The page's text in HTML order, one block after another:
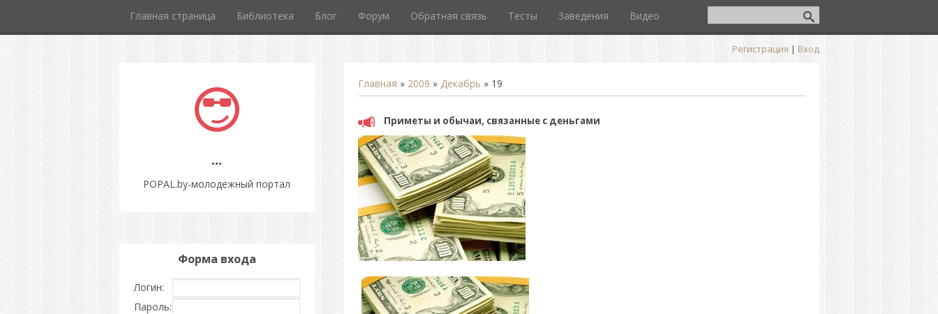
Главная страница Библиотека Блог Форум Обратная связь Тесты Заведения Видео
Регистрация | Вход
...
POPAL.by-молодежный портал
Главная » 2009 » Декабрь » 19
Приметы и обычаи, связанные с деньгами
Форма входа
Логин:
Пароль: